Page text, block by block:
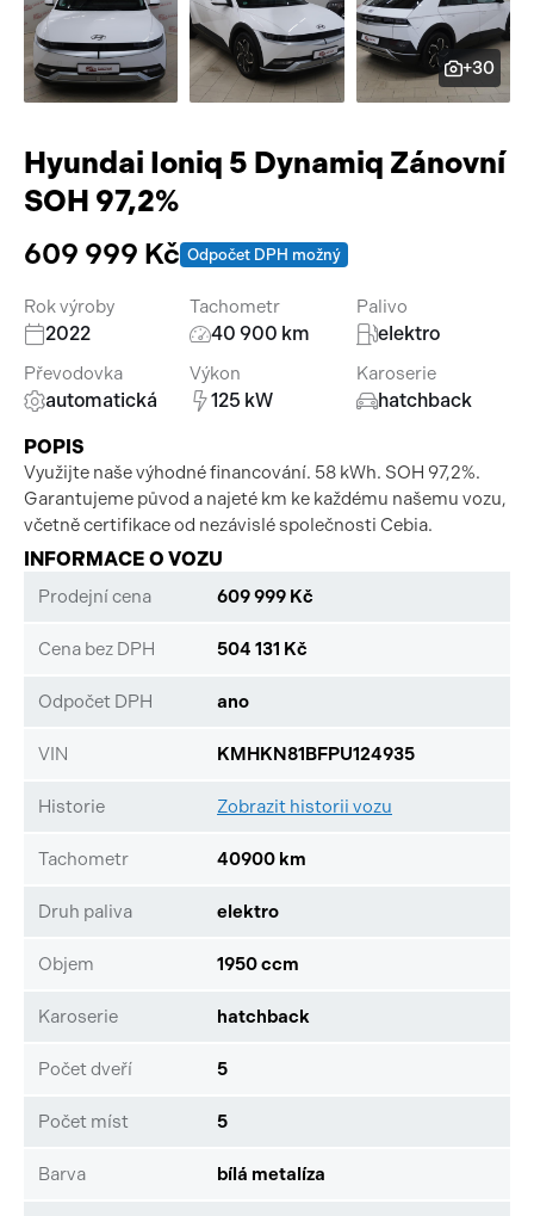
Pracovní stroje
Náhradní díly
Příslušenství
Auto a život
Videa
+30
Hyundai Ioniq 5 Dynamiq Zánovní
SOH 97,2%
609 999 Kč Odpočet DPH možný
Rok výroby
2022
Tachometr
40 900 km
Palivo
elektro
Převodovka
automatická
Výkon
125 kW
Karoserie
hatchback
POPIS
Využijte naše výhodné financování. 58 kWh. SOH 97,2%.
Garantujeme původ a najeté km ke každému našemu vozu,
včetně certifikace od nezávislé společnosti Cebia.
INFORMACE O VOZU
Prodejní cena 609 999 Kč
Cena bez DPH 504 131 Kč
Odpočet DPH ano
VIN KMHKN81BFPU124935
Historie Zobrazit historii vozu
Tachometr 40900 km
Druh paliva elektro
Objem 1950 ccm
Karoserie hatchback
Počet dveří 5
Počet míst 5
Barva bílá metalíza